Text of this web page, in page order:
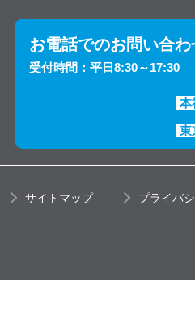
お電話でのお問い合わ
受付時間：平日8:30～17:30
本
東
サイトマップ プライバ